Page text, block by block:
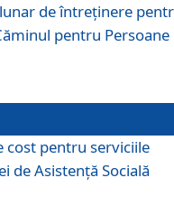
de întreţinere
pentru Persoane
cost pentru serviciile
de Asistență Socială